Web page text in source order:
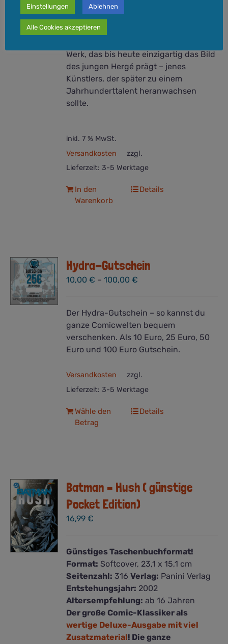
ab 8 Jahren
Der allererste Tim-und-Struppi-Band
– ein Stück Comicgeschichte!
Werk, das bis heute einzigartig das Bild
des jungen Hergé prägt – jenes
Künstlers, der später zu einem
Jahrhunderttalent heranwachsen
sollte.
inkl. 7 % MwSt.
zzgl.
Versandkosten
Lieferzeit: 3-5 Werktage
In den
Warenkorb
Details
Hydra-Gutschein
10,00€ –100,00€
Der Hydra-Gutschein – so kannst du
ganze Comicwelten bequem
verschenken. Als 10 Euro, 25 Euro, 50
Euro und 100 Euro Gutschein.
zzgl.
Versandkosten
Lieferzeit: 3-5 Werktage
Wähle den
Betrag
Dieses
Die
Optionen
können
gewählt
werden
Details
Batman – Hush ( günstige
Pocket Edition)
16,99€
Günstiges Taschenbuchformat!
Format: Softcover, 23,1 x 15,1 cm
Seitenzahl: 316Verlag: Panini Verlag
Entstehungsjahr: 2002
Altersempfehlung: ab 16 Jahren
Der große Comic-Klassiker als
wertige Deluxe-Ausgabe mit viel
Zusatzmaterial! Die ganze
Einstellungen Ablehnen
Alle Cookies akzeptieren